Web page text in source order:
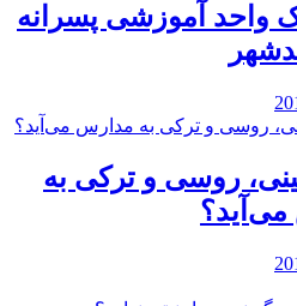
یک واحد آموزشی پسرانه
روسی و ترکی به